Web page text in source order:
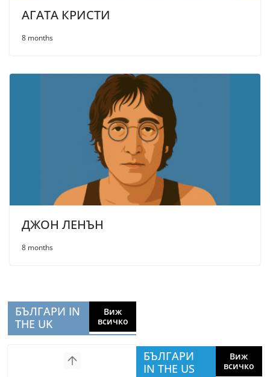
АГАТА КРИСТИ
8 months
ДЖОН ЛЕНЪН
8 months
БЪЛГАРИ IN
THE UK
Виж
всичко
БЪЛГАРИ
IN THE US
Виж
всичко